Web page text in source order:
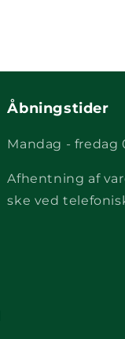
Åbningstider
Mandag - fredag
Afhentning af
ske ved